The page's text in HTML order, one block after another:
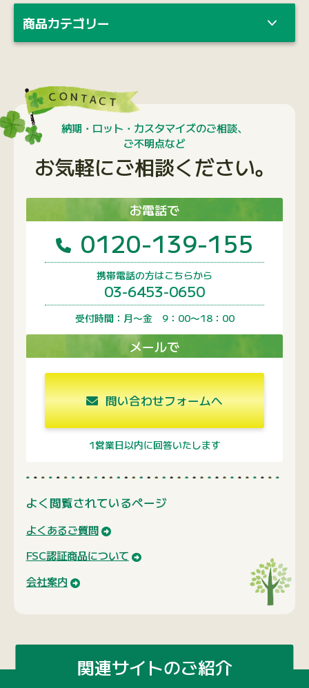
商品カテゴリー
納期・ロット・カスタマイズのご相談、
ご不明点など
お気軽にご相談ください。
お電話で
0120-139-155
携帯電話の方はこちらから
03-6453-0650
受付時間：月〜金 9：00〜18：00
メールで
問い合わせフォームへ
1営業日以内に回答いたします
よく閲覧されているページ
よくあるご質問
FSC認証商品について
会社案内
関連サイトのご紹介